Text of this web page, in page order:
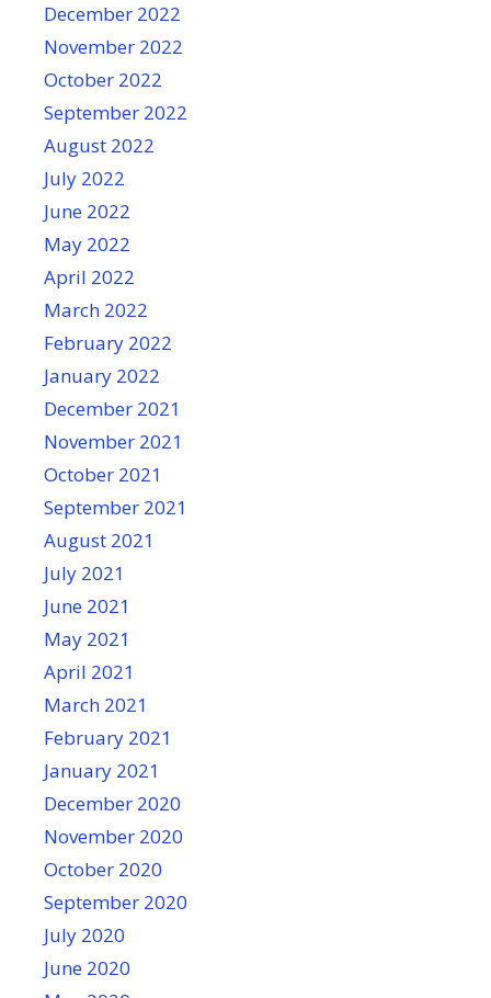
December 2022
November 2022
October 2022
September 2022
August 2022
July 2022
June 2022
May 2022
April 2022
March 2022
February 2022
January 2022
December 2021
November 2021
October 2021
September 2021
August 2021
July 2021
June 2021
May 2021
April 2021
March 2021
February 2021
January 2021
December 2020
November 2020
October 2020
September 2020
July 2020
June 2020